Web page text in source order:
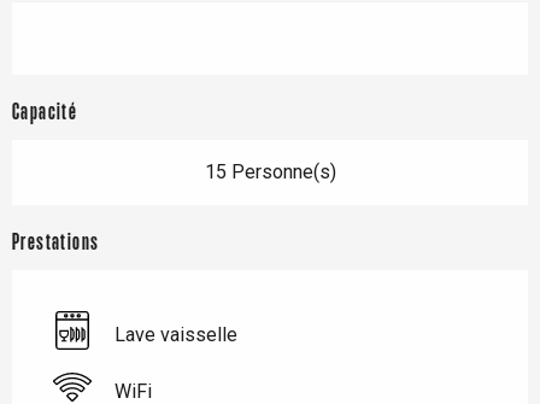
Capacité
15 Personne(s)
Prestations
Lave vaisselle
WiFi